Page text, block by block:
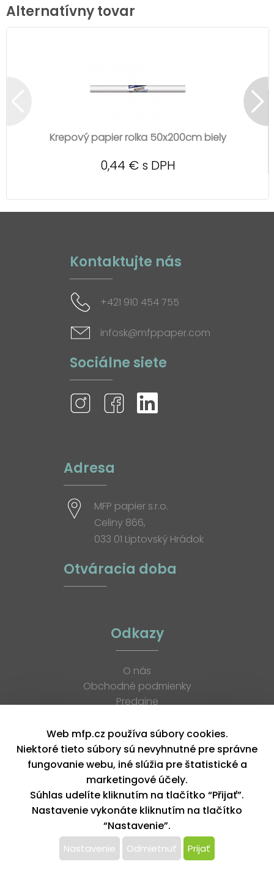
Alternatívny tovar
Krepový papier rolka 50x200cm biely
0,44 € s DPH
Kontaktujte nás
+421 910 454 755
infosk@mfppaper.com
Sociálne siete
Adresa
MFP papier s.r.o.
Celiny 866,
033 01 Liptovský Hrádok
Otváracia doba
Odkazy
O nás
Obchodné podmienky
Predajne
K stiahnutiu
Blog
Kontakt
Kariéra
XML feed
Copyright © 2026, MFP paper s. r. o. | Všetky práva vyhradené
design by MFP
Tento web používa k poskytovaniu služieb,
Web mfp.cz používa súbory cookies.
Niektoré tieto súbory sú nevyhnutné pre správne
fungovanie webu, iné slúžia pre štatistické a
marketingové účely.
Súhlas udelíte kliknutím na tlačítko “Přijať”.
Nastavenie vykonáte kliknutím na tlačítko
“Nastavenie”.
Nastavenie Odmietnuť Prijať